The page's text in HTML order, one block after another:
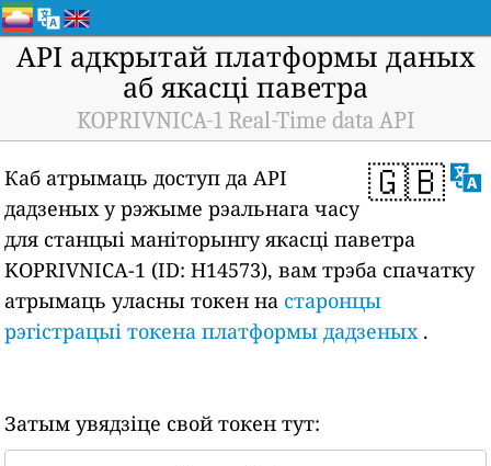
API адкрытай платформы даных
аб якасці паветра
KOPRIVNICA-1 Real-Time data API
🇬🇧
Каб атрымаць доступ да API
дадзеных у рэжыме рэальнага часу
для станцыі маніторынгу якасці паветра
KOPRIVNICA-1 (ID: H14573), вам трэба спачатку
атрымаць уласны токен на старонцы
рэгістрацыі токена платформы дадзеных.
Затым увядзіце свой токен тут: